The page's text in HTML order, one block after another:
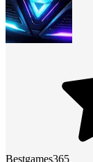
Bestgames365